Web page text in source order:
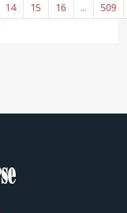
14 15 16 ... 509